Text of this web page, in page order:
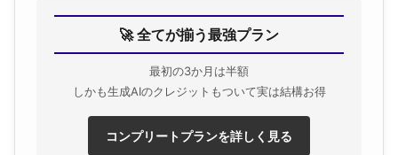
🚀 全てが揃う最強プラン
最初の3か月は半額
しかも生成AIのクレジットもついて実は結構お得
コンプリートプランを詳しく見る